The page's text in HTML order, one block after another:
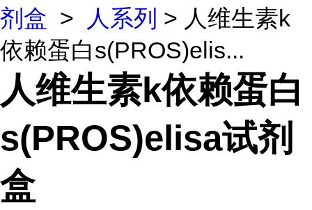
剂盒 > 人系列 > 人维生素k
依赖蛋白s(PROS)elis...
人维生素k依赖蛋白
s(PROS)elisa试剂
盒